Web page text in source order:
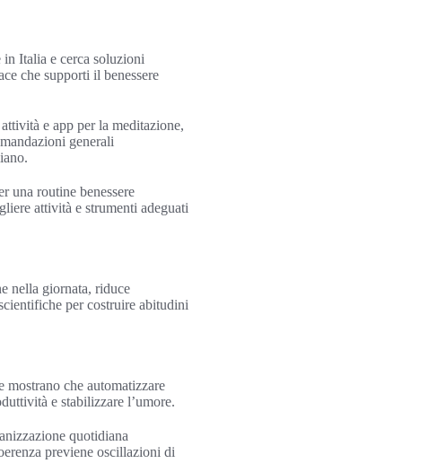
in Italia e cerca soluzioni
che supporti il benessere
e app per la meditazione,
generali
una routine benessere
attività e strumenti adeguati
nella giornata, riduce
per costruire abitudini
che automatizzare
e stabilizzare l’umore.
quotidiana
previene oscillazioni di